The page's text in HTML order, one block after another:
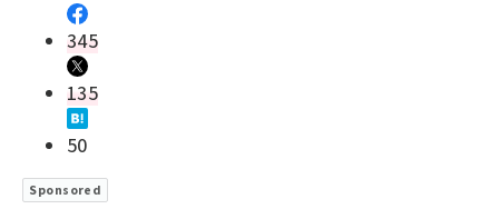
345
135
50
Sponsored